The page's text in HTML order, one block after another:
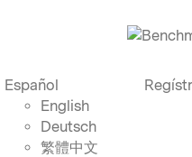
Español
English
Deutsch
繁體中文